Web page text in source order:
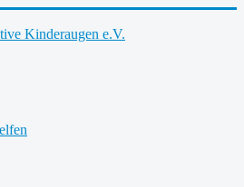
Kinderaugen e.V.